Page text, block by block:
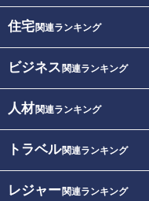
住宅関連ランキング
ビジネス 関連ランキング
人材関連ランキング
トラベル関連ランキング
レジャー関連ランキング